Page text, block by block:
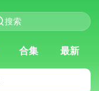
合集 最新